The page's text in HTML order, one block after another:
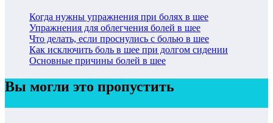
Когда нужны упражнения при болях в шее
Упражнения для облегчения болей в шее
Что делать, если проснулись с болью в шее
Как исключить боль в шее при долгом сидении
Основные причины болей в шее
Вы могли это пропустить